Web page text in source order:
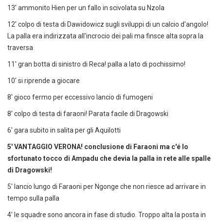
13' ammonito Hien per un fallo in scivolata su Nzola
12' colpo di testa di Dawidowicz sugli sviluppi di un calcio d'angolo!
La palla era indirizzata all'incrocio dei pali ma finsce alta sopra la
traversa
11' gran botta di sinistro di Reca! palla a lato di pochissimo!
10' si riprende a giocare
8' gioco fermo per eccessivo lancio di fumogeni
8' colpo di testa di faraoni! Parata facile di Dragowski
6' gara subito in salita per gli Aquilotti
5' VANTAGGIO VERONA! conclusione di Faraoni ma c'é lo
sfortunato tocco di Ampadu che devia la palla in rete alle spalle
di Dragowski!
5' lancio lungo di Faraoni per Ngonge che non riesce ad arrivare in
tempo sulla palla
4' le squadre sono ancora in fase di studio. Troppo alta la posta in